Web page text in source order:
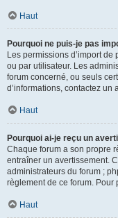
Haut
Pourquoi ne puis-je pas
Les permissions d’import
ou par utilisateur. Les
forum concerné, ou seuls
d’informations, contactez un
Haut
Pourquoi ai-je reçu un
Chaque forum a son propre
entraîner un avertissement.
administrateurs du forum ;
règlement de ce forum. Pour
Haut